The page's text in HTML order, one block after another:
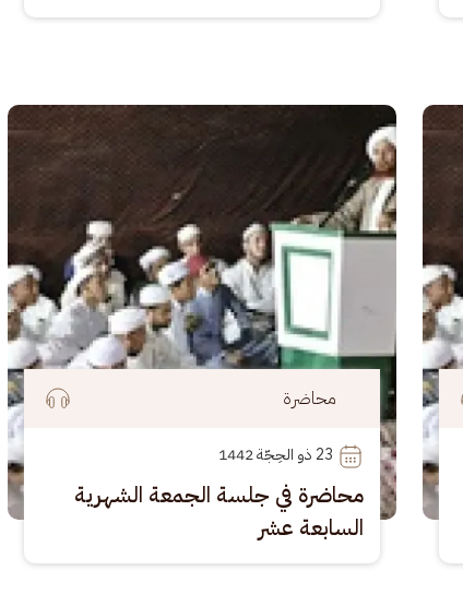
الصورة
محاضرة
23
محاضرة في جلسة الجمعة الشهرية
السابعة عشر